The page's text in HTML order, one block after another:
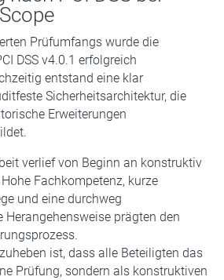
Prüfumfangs wurde die
DSS v4.0.1 erfolgreich
entstand eine klar
Sicherheitsarchitektur, die
Erweiterungen
verlief von Beginn an konstruktiv
Fachkompetenz, kurze
und eine durchweg
prägten den
ist, dass alle Beteiligten das
Prüfung, sondern als konstruktiven